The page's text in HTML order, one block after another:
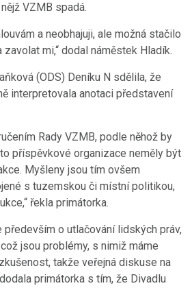
VZMB spadá.
a neobhajuji, ale možná stačilo
mi,“ dodal náměstek Hladík.
(ODS) Deníku N sdělila, že
interpretovala anotaci představení
Rady VZMB, podle něhož by
příspěvkové organizace neměly být
Myšleny jsou tím ovšem
s tuzemskou či místní politikou,
řekla primátorka.
především o utlačování lidských práv,
jsou problémy, s nimiž máme
takže veřejná diskuse na
primátorka s tím, že Divadlu